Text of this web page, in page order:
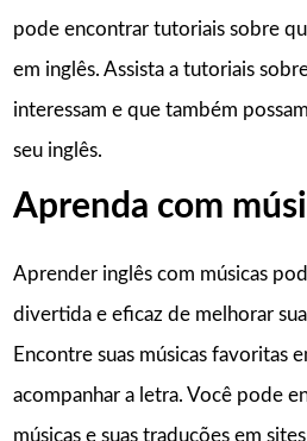
pode encontrar tutoriais sobre
em inglês. Assista a tutoriais
interessam e que também
seu inglês.
Aprenda com
Aprender inglês com músicas
divertida e eficaz de melhorar
Encontre suas músicas favoritas
acompanhar a letra. Você pode
músicas e suas traduções em